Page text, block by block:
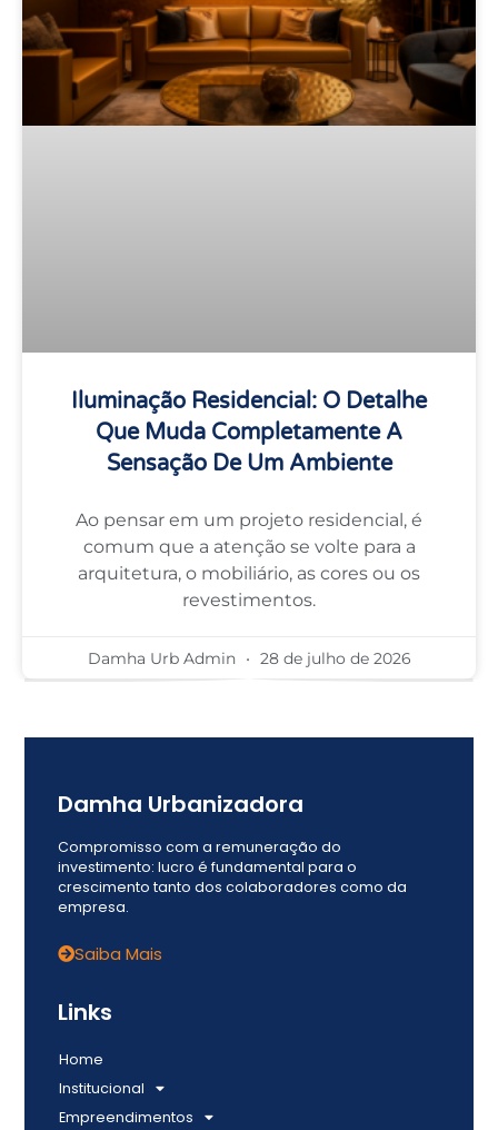
Iluminação Residencial: O Detalhe
Que Muda Completamente A
Sensação De Um Ambiente
Ao pensar em um projeto residencial, é
comum que a atenção se volte para a
arquitetura, o mobiliário, as cores ou os
revestimentos.
Damha Urb Admin 28 de julho de 2026
Damha Urbanizadora
Compromisso com a remuneração do
investimento: lucro é fundamental para o
crescimento tanto dos colaboradores como da
empresa.
Saiba Mais
Links
Home
Institucional
Empreendimentos